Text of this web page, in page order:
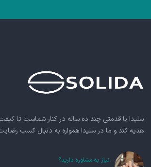
سلیدا با قدمتی چند ده ساله در کنار شماست تا
هدیه کند و ما در سلیدا همواره به دنبال کسب
نیاز به مشاوره دارید؟